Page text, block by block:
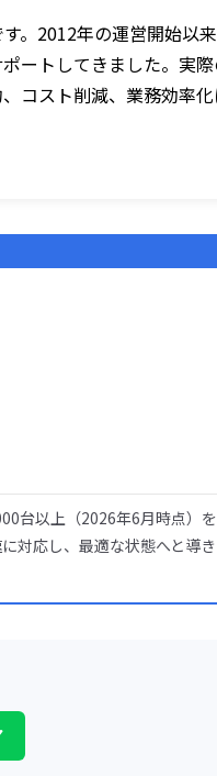
。2012年の運営開始以
ートしてきました。実
コスト削減、業務効率
台以上（2026年6月時点）
対応し、最適な状態へと導